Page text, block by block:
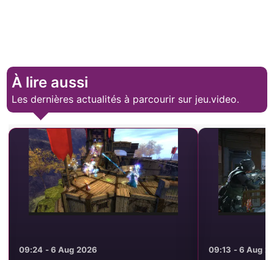
À lire aussi
Les dernières actualités à parcourir sur jeu.video.
09:24 - 6 Aug 2026 09:13 - 6 Aug